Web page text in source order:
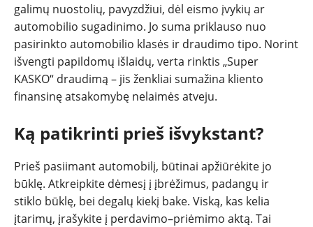
galimų nuostolių, pavyzdžiui, dėl eismo įvykių ar
automobilio sugadinimo. Jo suma priklauso nuo
pasirinkto automobilio klasės ir draudimo tipo. Norint
išvengti papildomų išlaidų, verta rinktis „Super
KASKO“ draudimą – jis ženkliai sumažina kliento
finansinę atsakomybę nelaimės atveju.
Ką patikrinti prieš išvykstant?
Prieš pasiimant automobilį, būtinai apžiūrėkite jo
būklę. Atkreipkite dėmesį į įbrėžimus, padangų ir
stiklo būklę, bei degalų kiekį bake. Viską, kas kelia
įtarimų, įrašykite į perdavimo–priėmimo aktą. Tai